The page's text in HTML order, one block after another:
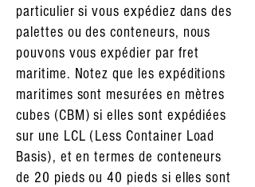
particulier si vous expédiez dans des
palettes ou des conteneurs, nous
pouvons vous expédier par fret
maritime. Notez que les expéditions
maritimes sont mesurées en mètres
cubes (CBM) si elles sont expédiées
sur une LCL (Less Container Load
Basis), et en termes de conteneurs
de 20 pieds ou 40 pieds si elles sont